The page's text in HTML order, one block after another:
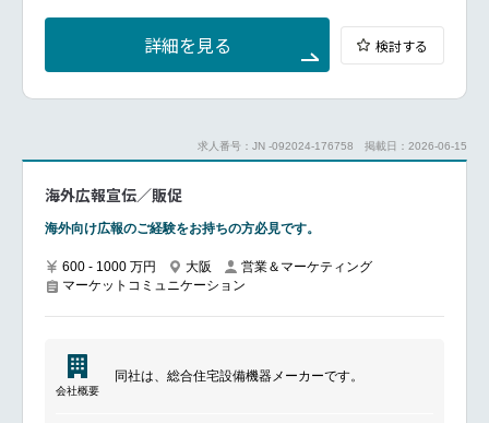
るための顧客関係管理戦略の策定と実施
顧客情報の正確性と関連性を高めるための顧客データ
管理システムの開発と維持、顧客データを分析し、ビ
ジネス戦略やイニシアティブに活用できるトレンドや
ペーンを開発実行。ロイヤルティプログラム、紹介、
施管理。
情に対処するための戦略を策定。CRMイニシアチブの
かつ予算内で完了するようにする。
カスタマー・リレーションシップ・マネジメントにお
詳細を見る 検討する
求人番号：JN -092024-176758 掲載日：2026-06-15
海外広報宣伝／販促
海外向け広報のご経験をお持ちの方必見です。
600 - 1000 万円 大阪
営業＆マーケティング
マーケットコミュニケーション
会社概要
同社は、総合住宅設備機器メーカーです。